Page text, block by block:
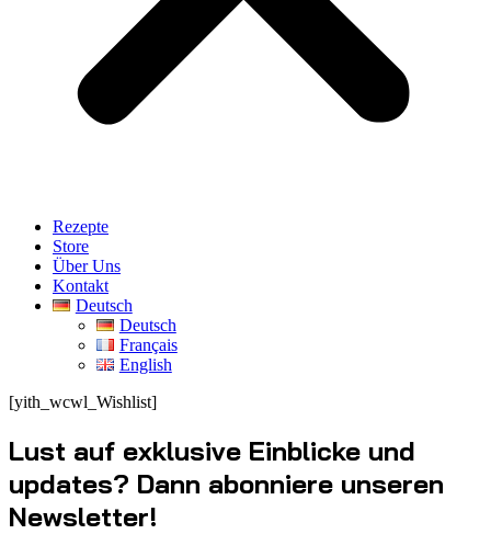
Rezepte
Store
Über Uns
Kontakt
Deutsch
Deutsch
Français
English
[yith_wcwl_Wishlist]
Lust auf exklusive Einblicke und
updates? Dann abonniere unseren
Newsletter!